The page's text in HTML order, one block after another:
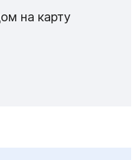
на карту